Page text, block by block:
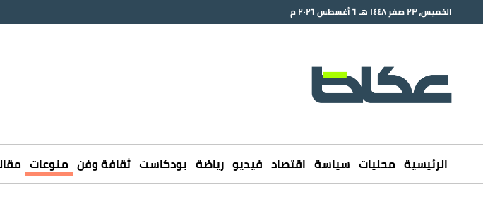
الخميس، ٢٣ صفر ١٤٤٨ هـ ٦ أغسطس ٢٠٢٦ م
الرئيسية محليات سياسة اقتصاد فيديو رياضة بودكاست ثقافة وفن منوعات